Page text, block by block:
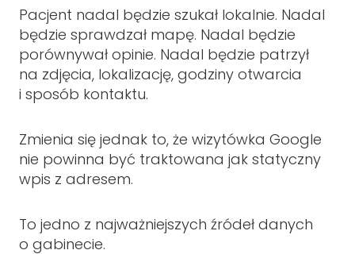
Pacjent nadal będzie szukał lokalnie. Nadal
będzie sprawdzał mapę. Nadal będzie
porównywał opinie. Nadal będzie patrzył
na zdjęcia, lokalizację, godziny otwarcia
i sposób kontaktu.
Zmienia się jednak to, że wizytówka Google
nie powinna być traktowana jak statyczny
wpis z adresem.
To jedno z najważniejszych źródeł danych
o gabinecie.